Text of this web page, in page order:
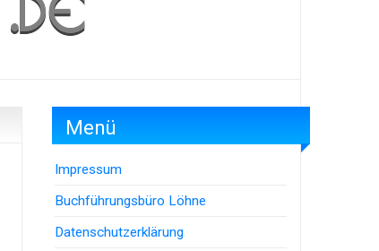
Menü
Impressum
Buchführungsbüro Löhne
Datenschutzerklärung